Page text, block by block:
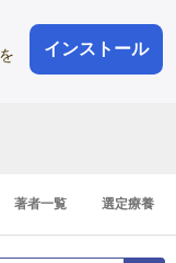
インストール
員登録
登録1分
著者一覧 選定療養